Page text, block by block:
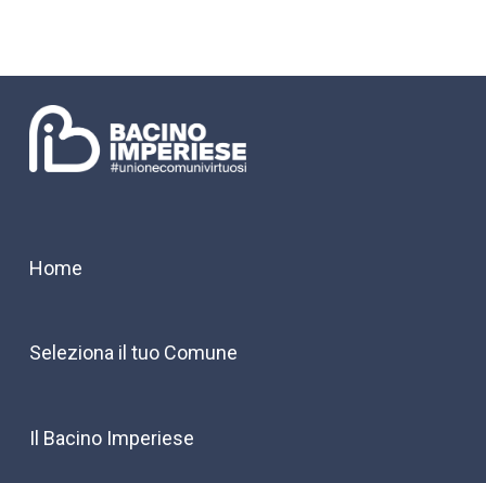
Home
Seleziona il tuo Comune
Il Bacino Imperiese